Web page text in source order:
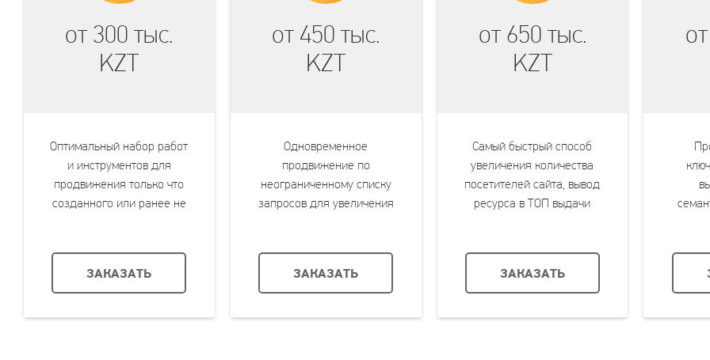
от 300 тыс.
KZT
Оптимальный набор работ
и инструментов для
продвижения только что
созданного или ранее не
ЗАКАЗАТЬ
от 450 тыс.
KZT
Одновременное
продвижение по
неограниченному списку
запросов для увеличения
ЗАКАЗАТЬ
от 650 тыс.
KZT
Самый быстрый способ
увеличения количества
посетителей сайта, вывод
ресурса в ТОП выдачи
ЗАКАЗАТЬ